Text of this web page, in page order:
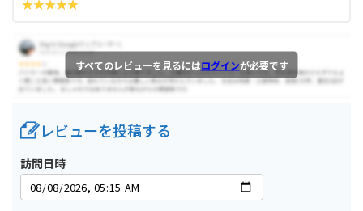
すべてのレビューを見るにはログインが必要です
レビューを投稿する
訪問日時